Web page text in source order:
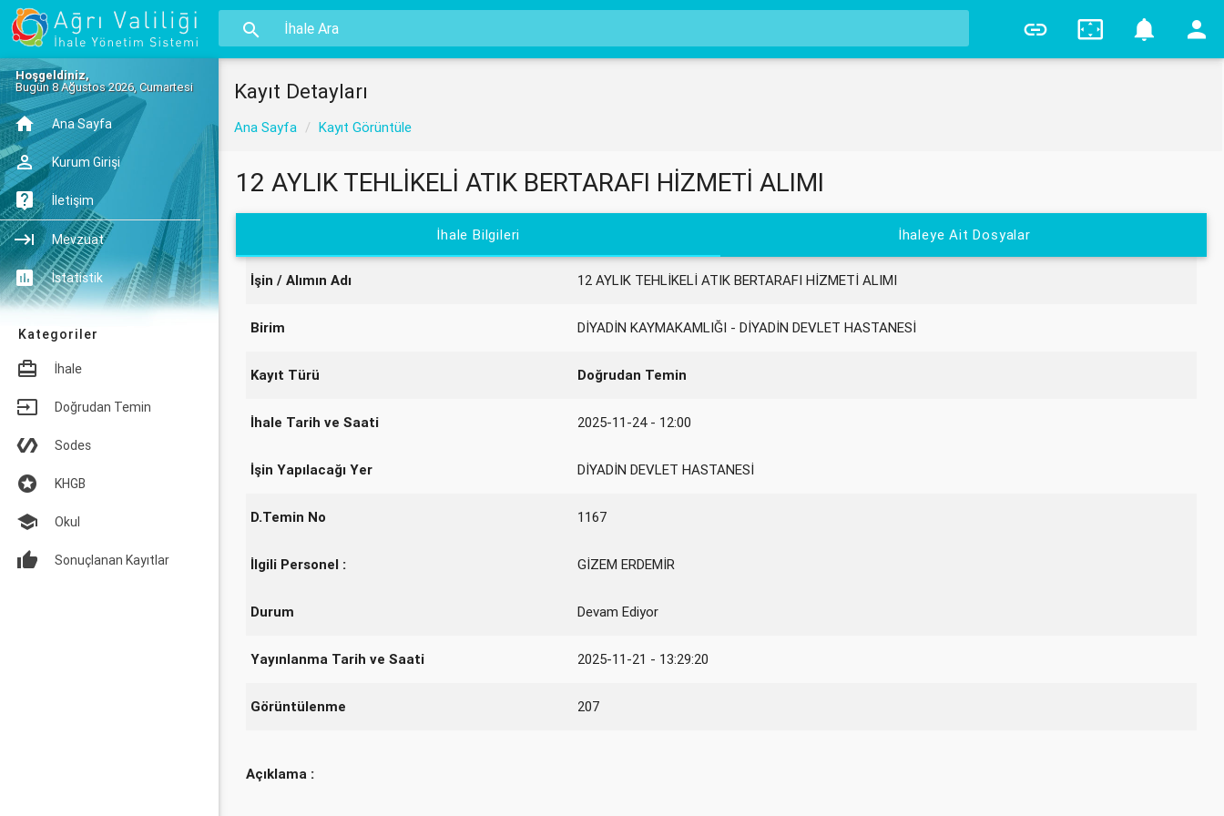
Hoşgeldiniz,
Bugün 8 Ağustos 2026, Cumartesi
Ana Sayfa
Kurum Girişi
İletişim
Mevzuat
İstatistik
Kategoriler
İhale
Doğrudan Temin
Sodes
KHGB
Okul
Sonuçlanan Kayıtlar
Kayıt Detayları
Ana Sayfa Kayıt Görüntüle
12 AYLIK TEHLİKELİ ATIK BERTARAFI HİZMETİ ALIMI
İhale Bilgileri İhaleye Ait Dosyalar
İşin / Alımın Adı 12 AYLIK TEHLİKELİ ATIK BERTARAFI HİZMETİ ALIMI
Birim DİYADİN KAYMAKAMLIĞI - DİYADİN DEVLET HASTANESİ
Kayıt Türü Doğrudan Temin
İhale Tarih ve Saati 2025-11-24 - 12:00
İşin Yapılacağı Yer DİYADİN DEVLET HASTANESİ
D.Temin No 1167
İlgili Personel : GİZEM ERDEMİR
Durum Devam Ediyor
Yayınlanma Tarih ve Saati 2025-11-21 - 13:29:20
Görüntülenme 207
Açıklama :